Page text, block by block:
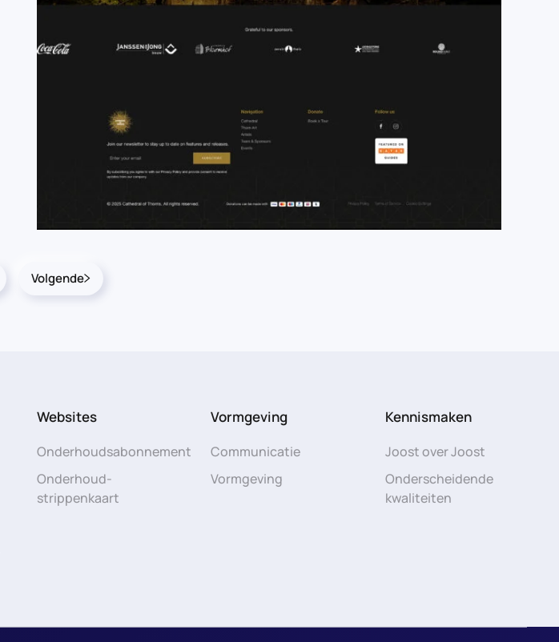
Volgende
Websites
Onderhoudsabonnement
Onderhoud-
strippenkaart
Vormgeving
Communicatie
Vormgeving
Kennismaken
Joost over Joost
Onderscheidende
kwaliteiten